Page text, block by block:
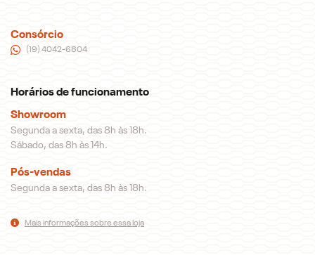
Consórcio
(19) 4042-6804
Horários de funcionamento
Showroom
Segunda a sexta, das 8h às 18h.
Sábado, das 8h às 14h.
Pós-vendas
Segunda a sexta, das 8h às 18h.
Mais informações sobre essa loja